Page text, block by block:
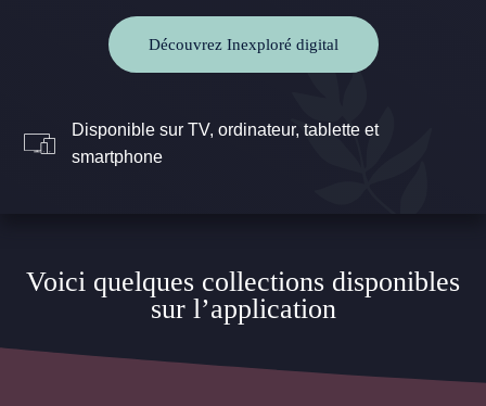
Découvrez Inexploré digital
Disponible sur TV, ordinateur, tablette et
smartphone
Voici quelques collections disponibles
sur l’application